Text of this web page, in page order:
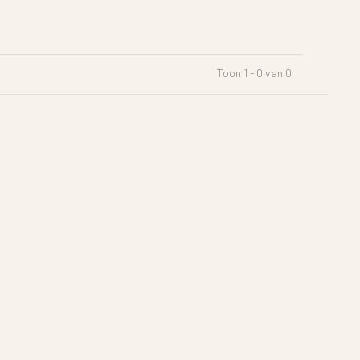
Toon 1 - 0 van 0